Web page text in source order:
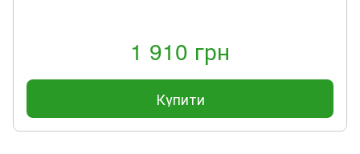
1 910 грн
Купити